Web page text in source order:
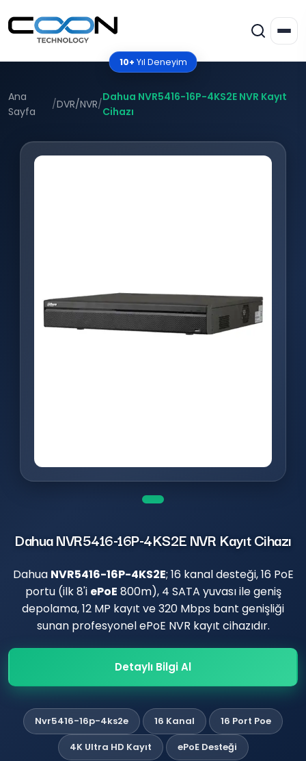
10+ Yıl Deneyim
Ana
Sayfa
/DVR/NVR/
Dahua NVR5416-16P-4KS2E NVR Kayıt
Cihazı
Dahua NVR5416-16P-4KS2E NVR Kayıt Cihazı
Dahua NVR5416-16P-4KS2E; 16 kanal desteği, 16 PoE
portu (ilk 8'i ePoE 800m), 4 SATA yuvası ile geniş
depolama, 12 MP kayıt ve 320 Mbps bant genişliği
sunan profesyonel ePoE NVR kayıt cihazıdır.
Detaylı Bilgi Al
Nvr5416-16p-4ks2e 16 Kanal
16 Port Poe
4K Ultra HD Kayıt
ePoE Desteği